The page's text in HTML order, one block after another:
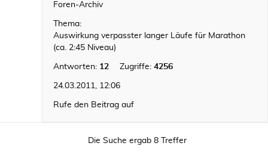
Foren-Archiv
Thema:
Auswirkung verpasster langer Läufe für Marathon
(ca. 2:45 Niveau)
Antworten: 12 Zugriffe: 4256
24.03.2011, 12:06
Rufe den Beitrag auf
Die Suche ergab 8 Treffer